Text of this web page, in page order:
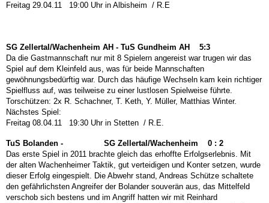
Freitag 29.04.11 19:00 Uhr in Albisheim / R.E
SG Zellertal/Wachenheim AH - TuS Gundheim AH 5:3
Da die Gastmannschaft nur mit 8 Spielern angereist war trugen wir das
Spiel auf dem Kleinfeld aus, was für beide Mannschaften
gewöhnungsbedürftig war. Durch das häufige Wechseln kam kein richtiger
Spielfluss auf, was teilweise zu einer lustlosen Spielweise führte.
Torschützen: 2x R. Schachner, T. Keth, Y. Müller, Matthias Winter.
Nächstes Spiel:
Freitag 08.04.11 19:30 Uhr in Stetten / R.E.
TuS Bolanden - SG Zellertal/Wachenheim 0 : 2
Das erste Spiel in 2011 brachte gleich das erhoffte Erfolgserlebnis. Mit
der alten Wachenheimer Taktik, gut verteidigen und Konter setzen, wurde
dieser Erfolg eingespielt. Die Abwehr stand, Andreas Schütze schaltete
den gefährlichsten Angreifer der Bolander souverän aus, das Mittelfeld
verschob sich bestens und im Angriff hatten wir mit Reinhard